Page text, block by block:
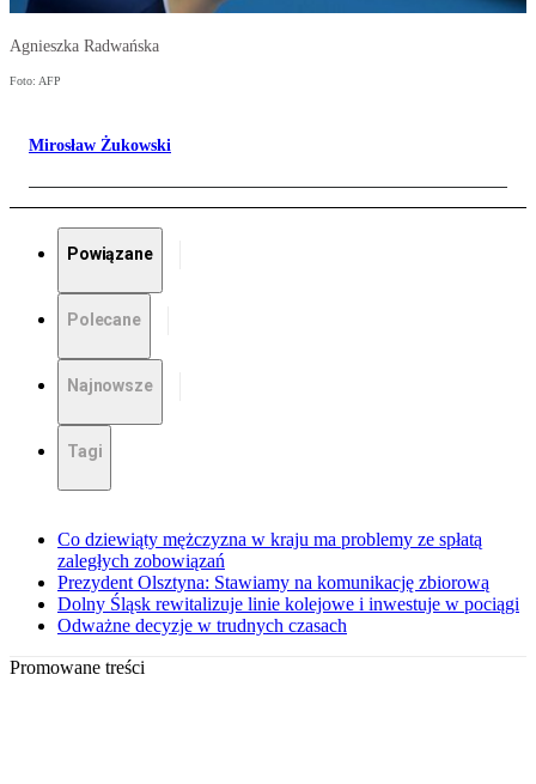
Agnieszka Radwańska
Foto: AFP
Mirosław Żukowski
Powiązane
Polecane
Najnowsze
Tagi
Co dziewiąty mężczyzna w kraju ma problemy ze spłatą
zaległych zobowiązań
Prezydent Olsztyna: Stawiamy na komunikację zbiorową
Dolny Śląsk rewitalizuje linie kolejowe i inwestuje w pociągi
Odważne decyzje w trudnych czasach
Promowane treści